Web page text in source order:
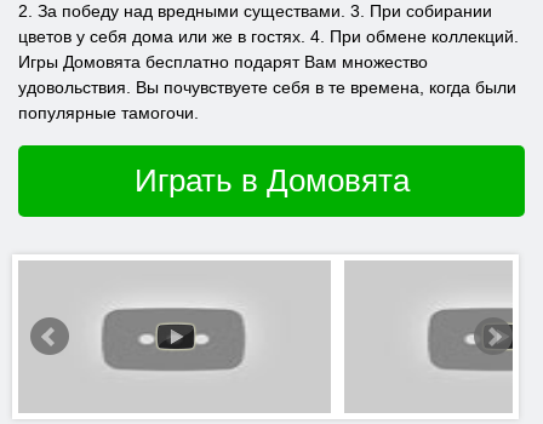
2. За победу над вредными существами. 3. При собирании
цветов у себя дома или же в гостях. 4. При обмене коллекций.
Игры Домовята бесплатно подарят Вам множество
удовольствия. Вы почувствуете себя в те времена, когда были
популярные тамогочи.
Играть в Домовята